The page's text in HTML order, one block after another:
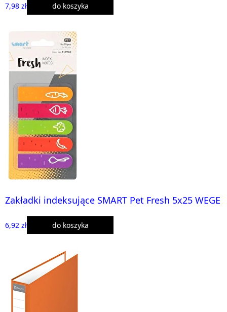
7,98 zł do koszyka
Zakładki indeksujące SMART Pet Fresh 5x25 WEGE
6,92 zł do koszyka